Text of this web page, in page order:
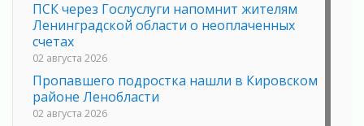
ПСК через Гослуслуги напомнит жителям
Ленинградской области о неоплаченных
счетах
02 августа 2026
Пропавшего подростка нашли в Кировском
районе Ленобласти
02 августа 2026